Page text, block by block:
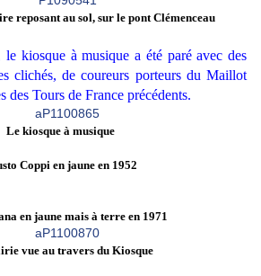
reposant au sol, sur le pont Clémenceau
le kiosque à musique a été paré avec des
clichés, de coureurs porteurs du Maillot
des Tours de France précédents.
Le kiosque à musique
Coppi en jaune en 1952
en jaune mais à terre en 1971
vue au travers du Kiosque